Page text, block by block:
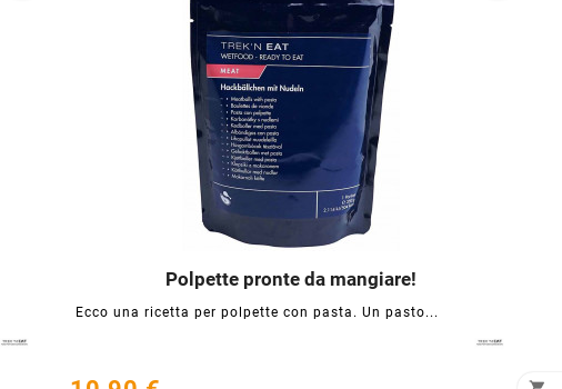
Polpette pronte da mangiare!
Ecco una ricetta per polpette con pasta. Un pasto...
   